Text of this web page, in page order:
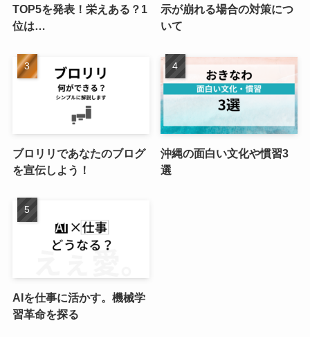
TOP5を発表！栄えある？1
位は…
示が崩れる場合の対策につ
いて
ブロリリであなたのブログ
を宣伝しよう！
沖縄の面白い文化や慣習3
選
AIを仕事に活かす。機械学
習革命を探る